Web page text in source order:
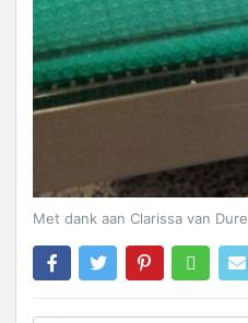
Met dank aan Clarissa van